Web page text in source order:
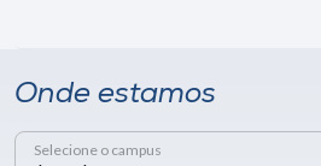
Onde estamos
Selecione o campus